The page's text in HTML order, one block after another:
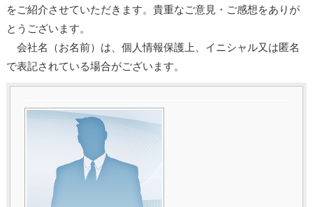
をご紹介させていただきます。貴重なご意見・ご感想をありが
とうございます。
会社名（お名前）は、個人情報保護上、イニシャル又は匿名
で表記されている場合がございます。